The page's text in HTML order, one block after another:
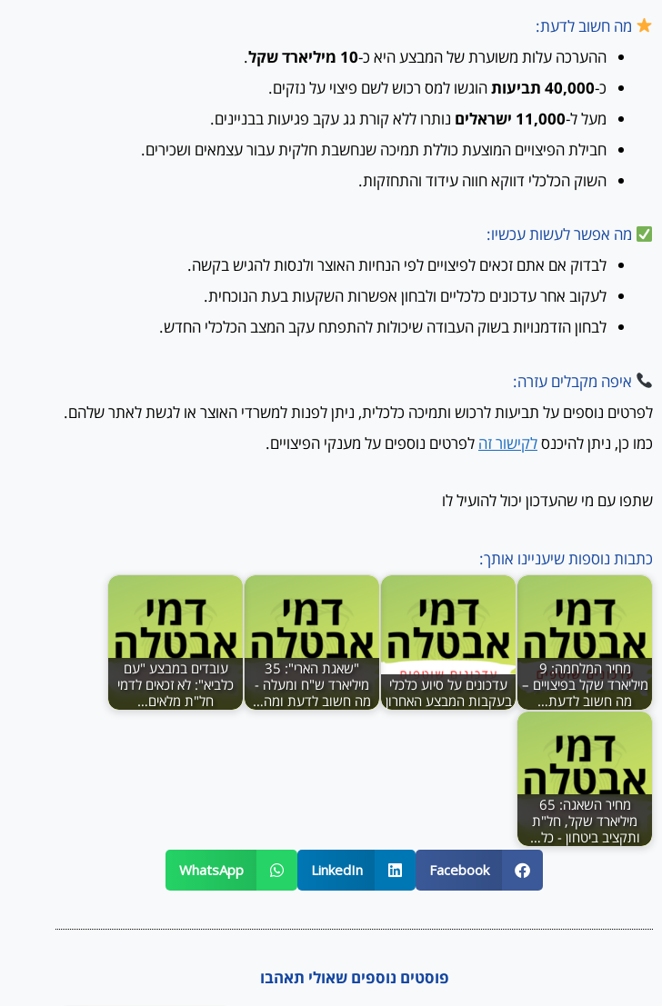
מה חשוב לדעת:
ההערכה עלות משוערת של המבצע היא כ-10 מיליארד שקל
.
כ-40,000 תביעות
הוגשו למס רכוש לשם פיצוי על נזקים.
מעל ל-11,000 ישראלים
נותרו ללא קורת גג עקב פגיעות בבניינים.
חבילת הפיצויים המוצעת כוללת תמיכה שנחשבת חלקית עבור עצמאים ושכירים.
השוק הכלכלי דווקא חווה עידוד והתחזקות.
מה אפשר לעשות עכשיו:
לבדוק אם אתם זכאים לפיצויים לפי הנחיות האוצר ולנסות להגיש בקשה.
לעקוב אחר עדכונים כלכליים ולבחון אפשרות השקעות בעת הנוכחית.
לבחון הזדמנויות בשוק העבודה שיכולות להתפתח עקב המצב הכלכלי החדש.
איפה מקבלים עזרה:
לפרטים נוספים על תביעות לרכוש ותמיכה כלכלית, ניתן לפנות למשרדי האוצר או לגשת לאתר שלהם.
כמו כן, ניתן להיכנסלקישור זה לפרטים נוספים על מענקי הפיצויים.
שתפו עם מי שהעדכון יכול להועיל לו
כתבות נוספות שיעניינו אותך:
מחיר המלחמה: 9
מיליארד שקל בפיצויים –
מה חשוב לדעת…
עדכונים על סיוע כלכלי
בעקבות המבצע האחרון
"שאגת הארי": 35
מיליארד ש"ח ומעלה -
מה חשוב לדעת ומה…
עובדים במבצע "עם
כלביא": לא זכאים לדמי
חל"ת מלאים…
מחיר השאגה: 65
מיליארד שקל, חל"ת
ותקציב ביטחון - כל…
Facebook
LinkedIn
WhatsApp
פוסטים נוספים שאולי תאהבו